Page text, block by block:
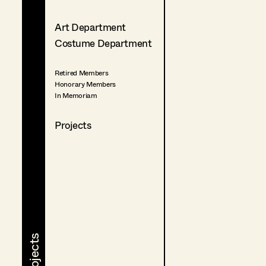
Art Department
Costume Department
Retired Members
Honorary Members
In Memoriam
Projects